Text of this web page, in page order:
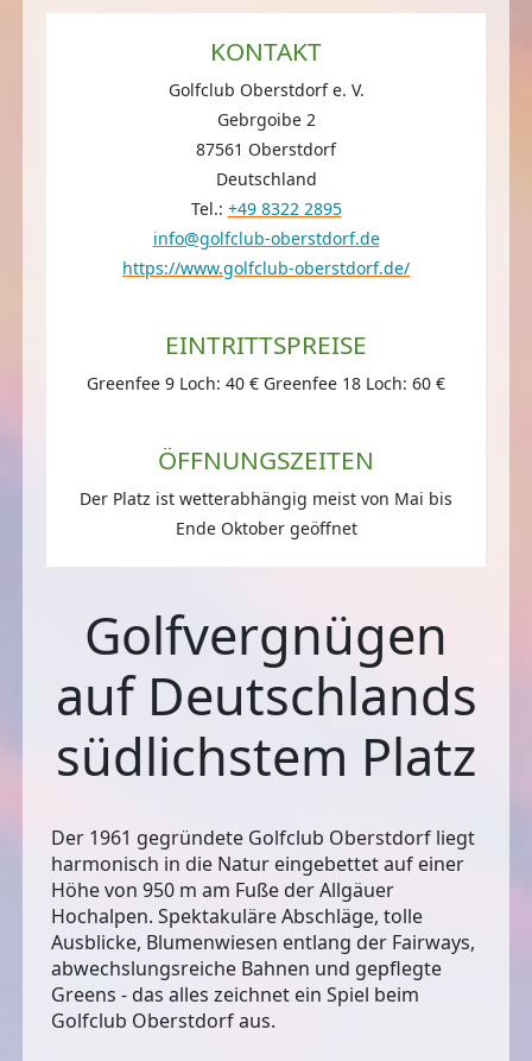
KONTAKT
Golfclub Oberstdorf e. V.
Gebrgoibe 2
87561 Oberstdorf
Deutschland
Tel.: +49 8322 2895
info@golfclub-oberstdorf.de
https://www.golfclub-oberstdorf.de/
EINTRITTSPREISE
Greenfee 9 Loch: 40 € Greenfee 18 Loch: 60 €
ÖFFNUNGSZEITEN
Der Platz ist wetterabhängig meist von Mai bis
Ende Oktober geöffnet
Golfvergnügen
auf Deutschlands
südlichstem Platz
Der 1961 gegründete Golfclub Oberstdorf liegt
harmonisch in die Natur eingebettet auf einer
Höhe von 950 m am Fuße der Allgäuer
Hochalpen. Spektakuläre Abschläge, tolle
Ausblicke, Blumenwiesen entlang der Fairways,
abwechslungsreiche Bahnen und gepflegte
Greens - das alles zeichnet ein Spiel beim
Golfclub Oberstdorf aus.